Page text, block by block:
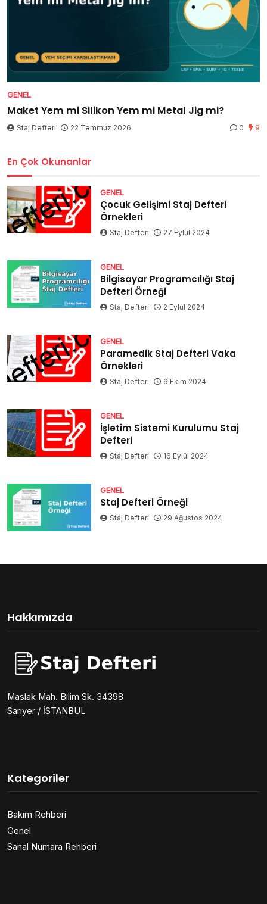
GENEL
Maket Yem mi Silikon Yem mi Metal Jig mi?
Staj Defteri 22 Temmuz 2026 0 9
En Çok Okunanlar
GENEL
Çocuk Gelişimi Staj Defteri
Örnekleri
Staj Defteri 27 Eylül 2024
GENEL
Bilgisayar Programcılığı Staj
Defteri Örneği
Staj Defteri 2 Eylül 2024
GENEL
Paramedik Staj Defteri Vaka
Örnekleri
Staj Defteri 6 Ekim 2024
GENEL
İşletim Sistemi Kurulumu Staj
Defteri
Staj Defteri 16 Eylül 2024
GENEL
Staj Defteri Örneği
Staj Defteri 29 Ağustos 2024
Hakkımızda
Maslak Mah. Bilim Sk. 34398
Sarıyer / İSTANBUL
Kategoriler
Bakım Rehberi
Genel
Sanal Numara Rehberi